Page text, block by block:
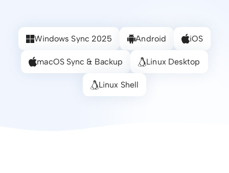
Windows Sync 2025 Android iOS
macOS Sync & Backup Linux Desktop
Linux Shell